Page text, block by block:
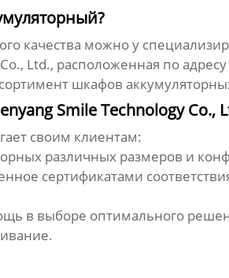
качества можно у
Ltd., расположенная по адресу
шкафов
Smile Technology Co.,
своим клиентам:
различных размеров и
сертификатами
в выборе оптимального